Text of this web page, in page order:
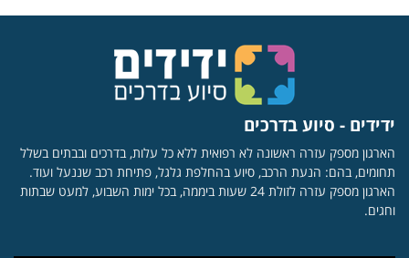
ידידים - סיוע בדרכים
הארגון מספק עזרה ראשונה לא רפואית ללא כל עלות, בדרכים ובבתים בשלל
תחומים, בהם: הנעת הרכב, סיוע בהחלפת גלגל, פתיחת רכב שננעל ועוד.
הארגון מספק עזרה לזולת 24 שעות ביממה, בכל ימות השבוע, למעט שבתות
וחגים.